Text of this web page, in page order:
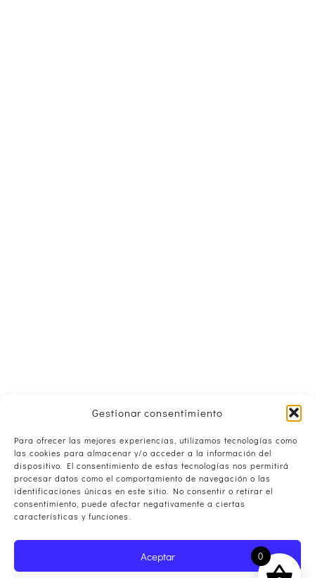
Gestionar consentimiento
Para ofrecer las mejores experiencias, utilizamos tecnologías como
las cookies para almacenar y/o acceder a la información del
dispositivo. El consentimiento de estas tecnologías nos permitirá
procesar datos como el comportamiento de navegación o las
identificaciones únicas en este sitio. No consentir o retirar el
consentimiento, puede afectar negativamente a ciertas
características y funciones.
Aceptar 0